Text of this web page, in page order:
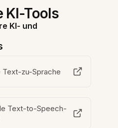
KI-Tools
KI- und
Text-zu-Sprache
Text-to-Speech-